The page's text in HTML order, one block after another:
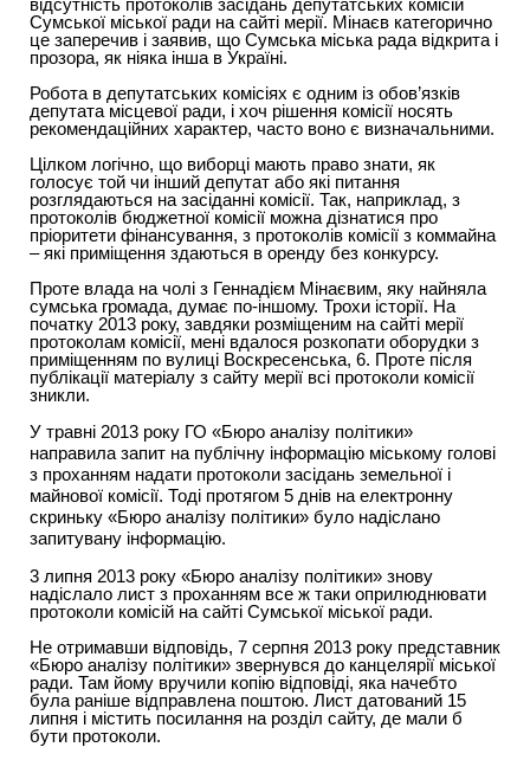
відсутність протоколів засідань депутатських комісій
Сумської міської ради на сайті мерії. Мінаєв категорично
це заперечив і заявив, що Сумська міська рада відкрита і
прозора, як ніяка інша в Україні.
Робота в депутатських комісіях є одним із обов’язків
депутата місцевої ради, і хоч рішення комісії носять
рекомендаційних характер, часто воно є визначальними.
Цілком логічно, що виборці мають право знати, як
голосує той чи інший депутат або які питання
розглядаються на засіданні комісії. Так, наприклад, з
протоколів бюджетної комісії можна дізнатися про
пріоритети фінансування, з протоколів комісії з коммайна
– які приміщення здаються в оренду без конкурсу.
Проте влада на чолі з Геннадієм Мінаєвим, яку найняла
сумська громада, думає по-іншому. Трохи історії. На
початку 2013 року, завдяки розміщеним на сайті мерії
протоколам комісії, мені вдалося розкопати оборудки з
приміщенням по вулиці Воскресенська, 6. Проте після
публікації матеріалу з сайту мерії всі протоколи комісії
зникли.
У травні 2013 року ГО «Бюро аналізу політики»
направила запит на публічну інформацію міському голові
з проханням надати протоколи засідань земельної і
майнової комісії. Тоді протягом 5 днів на електронну
скриньку «Бюро аналізу політики» було надіслано
запитувану інформацію.
3 липня 2013 року «Бюро аналізу політики» знову
надіслало лист з проханням все ж таки оприлюднювати
протоколи комісій на сайті Сумської міської ради.
Не отримавши відповідь, 7 серпня 2013 року представник
«Бюро аналізу політики» звернувся до канцелярії міської
ради. Там йому вручили копію відповіді, яка начебто
була раніше відправлена поштою. Лист датований 15
липня і містить посилання на розділ сайту, де мали б
бути протоколи.